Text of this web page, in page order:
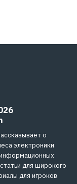
о
электроники
для широкого
для игроков